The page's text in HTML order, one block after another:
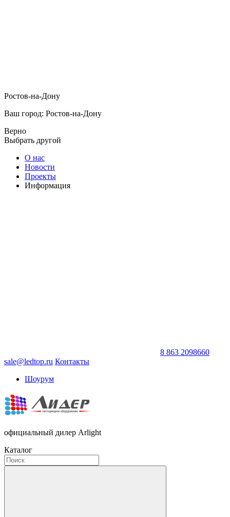
Ростов-на-Дону
Ваш город: Ростов-на-Дону
Верно
Выбрать другой
О нас
Новости
Проекты
Информация
8 863 2098660
sale@ledtop.ru Контакты
Шоурум
официальный дилер Arlight
Каталог